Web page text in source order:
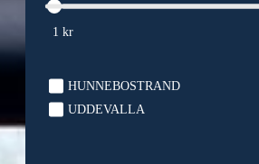
1 kr
HUNNEBOSTRAND
UDDEVALLA